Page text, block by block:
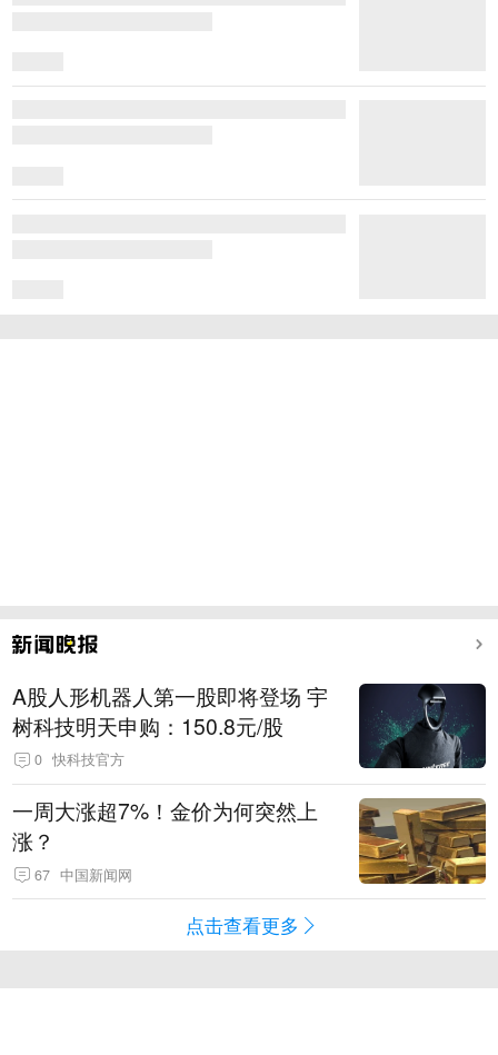
A股人形机器人第一股即将登场 宇
树科技明天申购：150.8元/股
0 快科技官方
一周大涨超7%！金价为何突然上
涨？
67 中国新闻网
点击查看更多